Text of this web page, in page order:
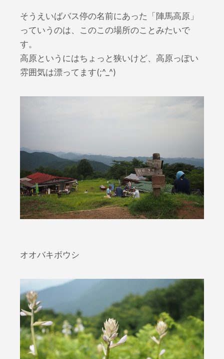
そうえいばバス停の名前にあった「陣馬高原」
っていうのは、このこの場所のことみたいで
す。
高原というにはちょっと狭いけど、高原っぽい
雰囲気は漂ってます(;^_^)
オオバキボウシ